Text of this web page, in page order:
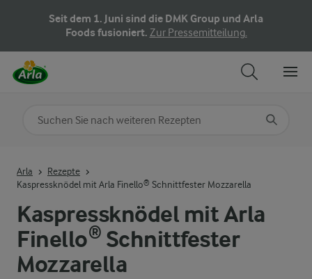
Seit dem 1. Juni sind die DMK Group und Arla
Foods fusioniert. Zur Pressemitteilung.
Kaspressknödel mit Arla
Finello® Schnittfester
Mozzarella
Arla
Rezepte
Kaspressknödel mit Arla Finello® Schnittfester Mozzarella
Nach Kategorie suchen